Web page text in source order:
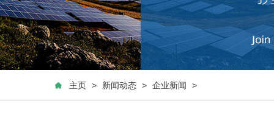
主页 > 新闻动态 > 企业新闻 >